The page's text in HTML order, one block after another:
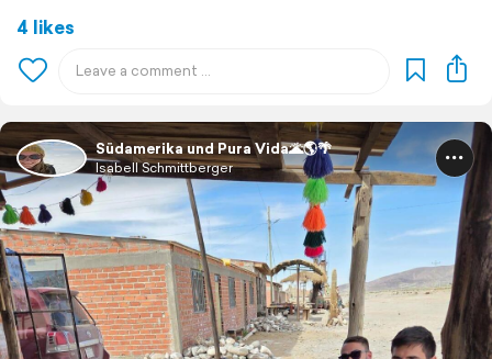
4 likes
Südamerika und Pura Vida🌋🌎🌴
Isabell Schmittberger